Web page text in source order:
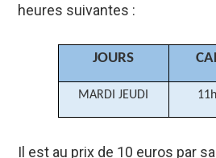
heures suivantes :
JOURS
MARDI JEUDI
Il est au prix de 10 euros par